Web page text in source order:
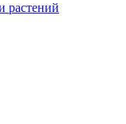
растений